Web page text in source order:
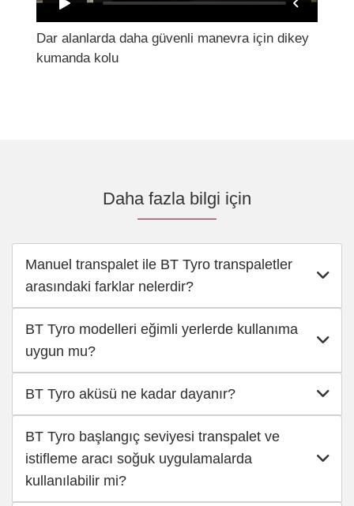
Dar alanlarda daha güvenli manevra için dikey
kumanda kolu
Daha fazla bilgi için
Manuel transpalet ile BT Tyro transpaletler
arasındaki farklar nelerdir?
BT Tyro modelleri eğimli yerlerde kullanıma
uygun mu?
BT Tyro aküsü ne kadar dayanır?
BT Tyro başlangıç seviyesi transpalet ve
istifleme aracı soğuk uygulamalarda
kullanılabilir mi?